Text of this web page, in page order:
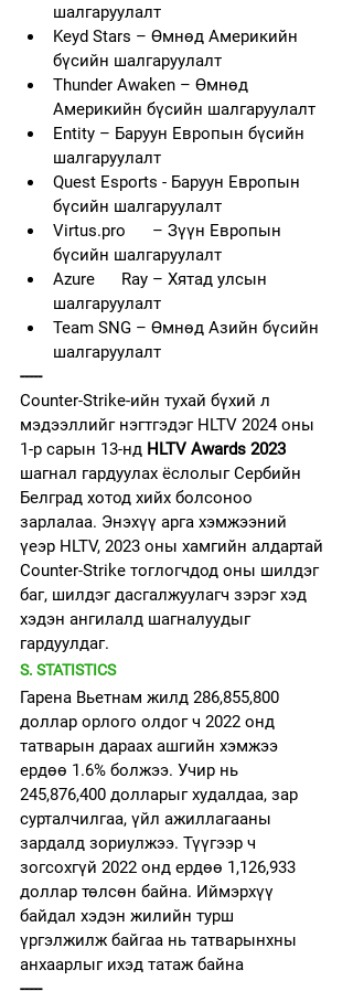
шалгаруулалт
Keyd Stars – Өмнөд Америкийн
бүсийн шалгаруулалт
Thunder Awaken – Өмнөд
Америкийн бүсийн шалгаруулалт
Entity – Баруун Европын бүсийн
шалгаруулалт
Quest Esports - Баруун Европын
бүсийн шалгаруулалт
Virtus.pro      – Зүүн Европын
бүсийн шалгаруулалт
Azure      Ray – Хятад улсын
шалгаруулалт
Team SNG – Өмнөд Азийн бүсийн
шалгаруулалт
-----
Counter-Strike-ийн тухай бүхий л
мэдээллийг нэгтгэдэг HLTV 2024 оны
1-р сарын 13-нд HLTV Awards 2023
шагнал гардуулах ёслолыг Сербийн
Белград хотод хийх болсоноо
зарлалаа. Энэхүү арга хэмжээний
үеэр HLTV, 2023 оны хамгийн алдартай
Counter-Strike тоглогчдод оны шилдэг
баг, шилдэг дасгалжуулагч зэрэг хэд
хэдэн ангилалд шагналуудыг
гардуулдаг.
S. STATISTICS
Гарена Вьетнам жилд 286,855,800
доллар орлого олдог ч 2022 онд
татварын дараах ашгийн хэмжээ
ердөө 1.6% болжээ. Учир нь
245,876,400 долларыг худалдаа, зар
сурталчилгаа, үйл ажиллагааны
зардалд зориулжээ. Түүгээр ч
зогсохгүй 2022 онд ердөө 1,126,933
доллар төлсөн байна. Иймэрхүү
байдал хэдэн жилийн турш
үргэлжилж байгаа нь татварынхны
анхаарлыг ихэд татаж байна